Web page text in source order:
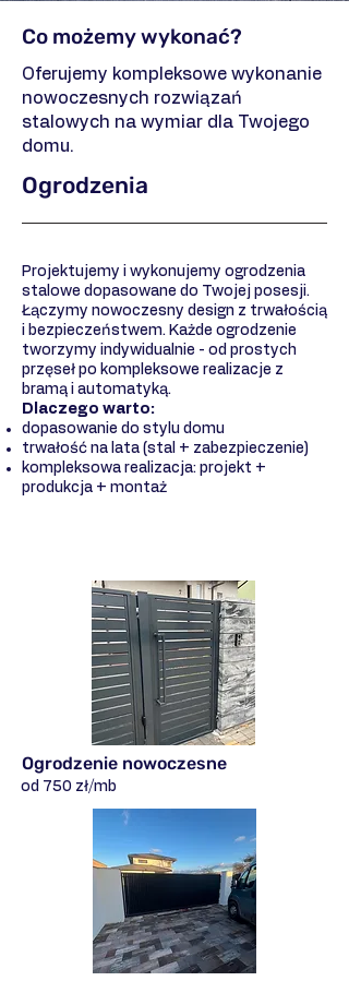
Co możemy wykonać?
Oferujemy kompleksowe wykonanie
nowoczesnych rozwiązań
stalowych na wymiar dla Twojego
domu.
Ogrodzenia
Projektujemy i wykonujemy ogrodzenia
stalowe dopasowane do Twojej posesji.
Łączymy nowoczesny design z trwałością
i bezpieczeństwem. Każde ogrodzenie
tworzymy indywidualnie - od prostych
przęseł po kompleksowe realizacje z
bramą i automatyką.
Dlaczego warto:
dopasowanie do stylu domu
trwałość na lata (stal + zabezpieczenie)
kompleksowa realizacja: projekt +
produkcja + montaż
Ogrodzenie nowoczesne
od 750 zł/mb